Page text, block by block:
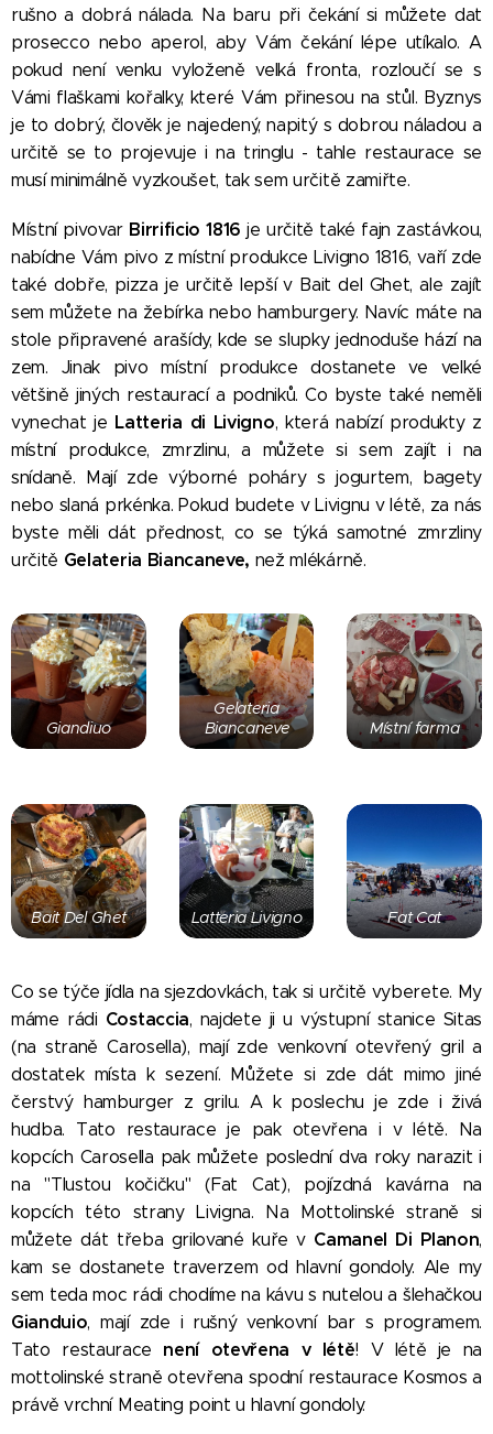
rušno a dobrá nálada. Na baru při čekání si můžete dat
prosecco nebo aperol, aby Vám čekání lépe utíkalo. A
pokud není venku vyloženě velká fronta, rozloučí se s
Vámi flaškami kořalky, které Vám přinesou na stůl. Byznys
je to dobrý, člověk je najedený, napitý s dobrou náladou a
určitě se to projevuje i na tringlu - tahle restaurace se
musí minimálně vyzkoušet, tak sem určitě zamiřte.
Místní pivovar Birrificio 1816 je určitě také fajn zastávkou,
nabídne Vám pivo z místní produkce Livigno 1816, vaří zde
také dobře, pizza je určitě lepší v Bait del Ghet, ale zajít
sem můžete na žebírka nebo hamburgery. Navíc máte na
stole připravené arašídy, kde se slupky jednoduše hází na
zem. Jinak pivo místní produkce dostanete ve velké
většině jiných restaurací a podniků. Co byste také neměli
vynechat je Latteria di Livigno, která nabízí produkty z
místní produkce, zmrzlinu, a můžete si sem zajít i na
snídaně. Mají zde výborné poháry s jogurtem, bagety
nebo slaná prkénka. Pokud budete v Livignu v létě, za nás
byste měli dát přednost, co se týká samotné zmrzliny
určitě Gelateria Biancaneve, než mlékárně.
Giandiuo
Gelateria
Biancaneve
Místní farma
Bait Del Ghet Latteria Livigno Fat Cat
Co se týče jídla na sjezdovkách, tak si určitě vyberete. My
máme rádi Costaccia, najdete ji u výstupní stanice Sitas
(na straně Carosella), mají zde venkovní otevřený gril a
dostatek místa k sezení. Můžete si zde dát mimo jiné
čerstvý hamburger z grilu. A k poslechu je zde i živá
hudba. Tato restaurace je pak otevřena i v létě. Na
kopcích Carosella pak můžete poslední dva roky narazit i
na "Tlustou kočičku" (Fat Cat), pojízdná kavárna na
kopcích této strany Livigna. Na Mottolinské straně si
můžete dát třeba grilované kuře v Camanel Di Planon,
kam se dostanete traverzem od hlavní gondoly. Ale my
sem teda moc rádi chodíme na kávu s nutelou a šlehačkou
Gianduio, mají zde i rušný venkovní bar s programem.
Tato restaurace není otevřena v létě! V létě je na
mottolinské straně otevřena spodní restaurace Kosmos a
právě vrchní Meating point u hlavní gondoly.